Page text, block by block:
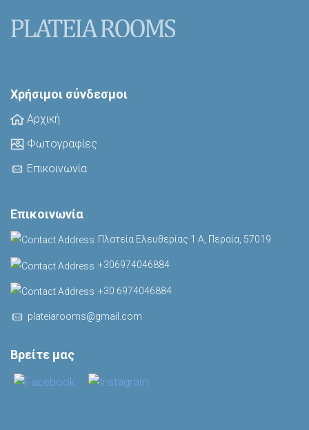
Χρήσιμοι σύνδεσμοι
Αρχική
Φωτογραφίες
Επικοινωνία
Επικοινωνία
Πλατεία Ελευθερίας 1 Α, Περαία, 57019
+306974046884
+30 6974046884
plateiarooms@gmail.com
Βρείτε μας